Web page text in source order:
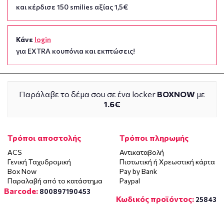
και κέρδισε 150 smilies αξίας 1,5€
Κάνε login
για EXTRA κουπόνια και εκπτώσεις!
Παράλαβε το δέμα σου σε ένα locker BOXNOW με
1.6€
Τρόποι αποστολής
ACS
Γενική Ταχυδρομική
Box Now
Παραλαβή από το κατάστημα
Τρόποι πληρωμής
Αντικαταβολή
Πιστωτική ή Χρεωστική κάρτα
Pay by Bank
Paypal
Barcode: 800897190453
Κωδικός προϊόντος: 25843